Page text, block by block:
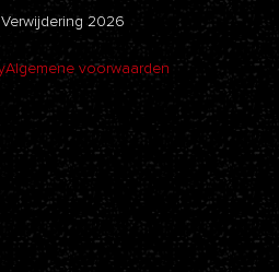
2026
Algemene voorwaarden